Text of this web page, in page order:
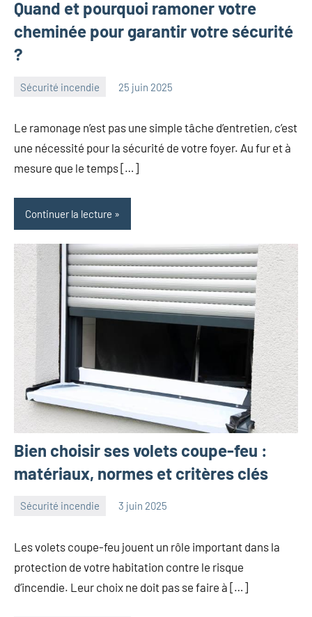
Quand et pourquoi ramoner votre
cheminée pour garantir votre sécurité
?
Sécurité incendie 25 juin 2025
Le ramonage n’est pas une simple tâche d’entretien, c’est
une nécessité pour la sécurité de votre foyer. Au fur et à
mesure que le temps […]
Continuer la lecture
Bien choisir ses volets coupe-feu :
matériaux, normes et critères clés
Sécurité incendie 3 juin 2025
Les volets coupe-feu jouent un rôle important dans la
protection de votre habitation contre le risque
d’incendie. Leur choix ne doit pas se faire à […]